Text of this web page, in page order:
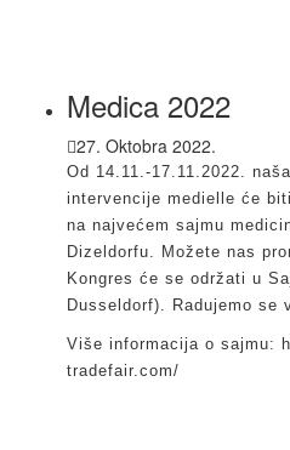
Medica 2022
27. Oktobra 2022.
Od 14.11.-17.11.2022.
intervencije medielle će
na najvećem sajmu
Dizeldorfu. Možete nas
Kongres će se održati u
Dusseldorf). Radujemo se
Više informacija o sajmu:
tradefair.com/